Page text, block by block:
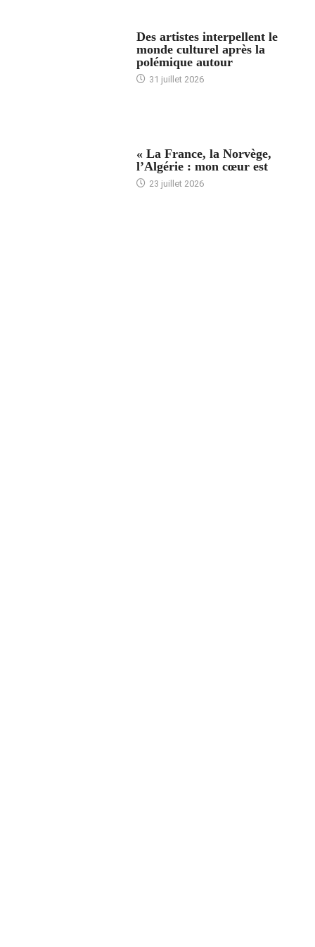
Des artistes interpellent le
monde culturel après la
polémique autour
31 juillet 2026
« La France, la Norvège,
l’Algérie : mon cœur est
23 juillet 2026